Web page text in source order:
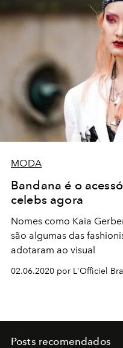
MODA
Bandana é o
celebs agora
Nomes como Kaia
são algumas das
adotaram ao visual
02.06.2020 por L'Officiel
Posts recomendados